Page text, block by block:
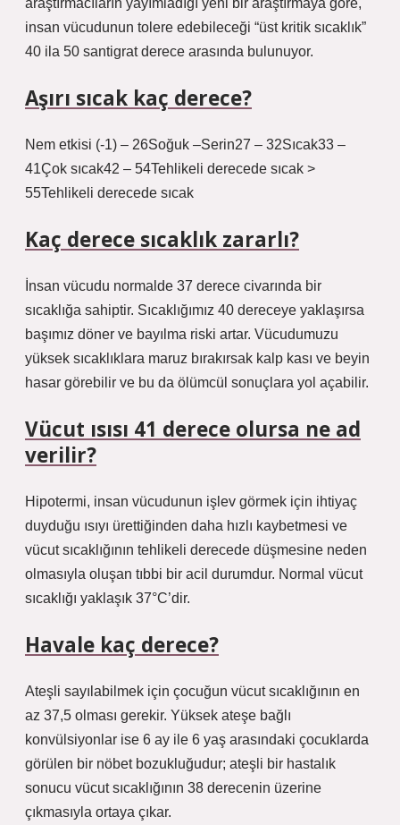
araştırmacıların yayımladığı yeni bir araştırmaya göre,
insan vücudunun tolere edebileceği “üst kritik sıcaklık”
40 ila 50 santigrat derece arasında bulunuyor.
Aşırı sıcak kaç derece?
Nem etkisi (-1) – 26Soğuk –Serin27 – 32Sıcak33 –
41Çok sıcak42 – 54Tehlikeli derecede sıcak >
55Tehlikeli derecede sıcak
Kaç derece sıcaklık zararlı?
İnsan vücudu normalde 37 derece civarında bir
sıcaklığa sahiptir. Sıcaklığımız 40 dereceye yaklaşırsa
başımız döner ve bayılma riski artar. Vücudumuzu
yüksek sıcaklıklara maruz bırakırsak kalp kası ve beyin
hasar görebilir ve bu da ölümcül sonuçlara yol açabilir.
Vücut ısısı 41 derece olursa ne ad
verilir?
Hipotermi, insan vücudunun işlev görmek için ihtiyaç
duyduğu ısıyı ürettiğinden daha hızlı kaybetmesi ve
vücut sıcaklığının tehlikeli derecede düşmesine neden
olmasıyla oluşan tıbbi bir acil durumdur. Normal vücut
sıcaklığı yaklaşık 37°C’dir.
Havale kaç derece?
Ateşli sayılabilmek için çocuğun vücut sıcaklığının en
az 37,5 olması gerekir. Yüksek ateşe bağlı
konvülsiyonlar ise 6 ay ile 6 yaş arasındaki çocuklarda
görülen bir nöbet bozukluğudur; ateşli bir hastalık
sonucu vücut sıcaklığının 38 derecenin üzerine
çıkmasıyla ortaya çıkar.